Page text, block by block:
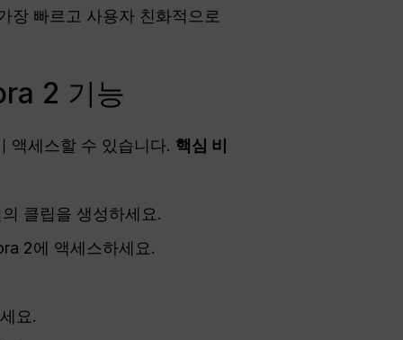
장 빠르고 사용자 친화적으로
2 기능
액세스할 수 있습니다. 핵심 비
클립을 생성하세요.
2에 액세스하세요.
요.